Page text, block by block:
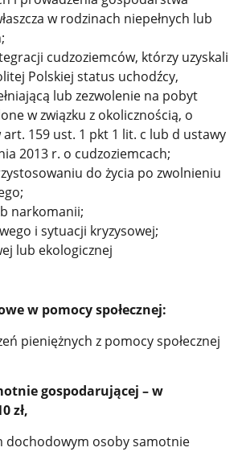
w rodzinach niepełnych lub
cudzoziemców, którzy uzyskali
Polskiej status uchodźcy,
lub zezwolenie na pobyt
w związku z okolicznością, o
159 ust. 1 pkt 1 lit. c lub d ustawy
2013 r. o cudzoziemcach;
do życia po zwolnieniu
narkomanii;
i sytuacji kryzysowej;
lub ekologicznej
w pomocy społecznej:
pieniężnych z pomocy społecznej
gospodarującej – w
zł,
dochodowym osoby samotnie